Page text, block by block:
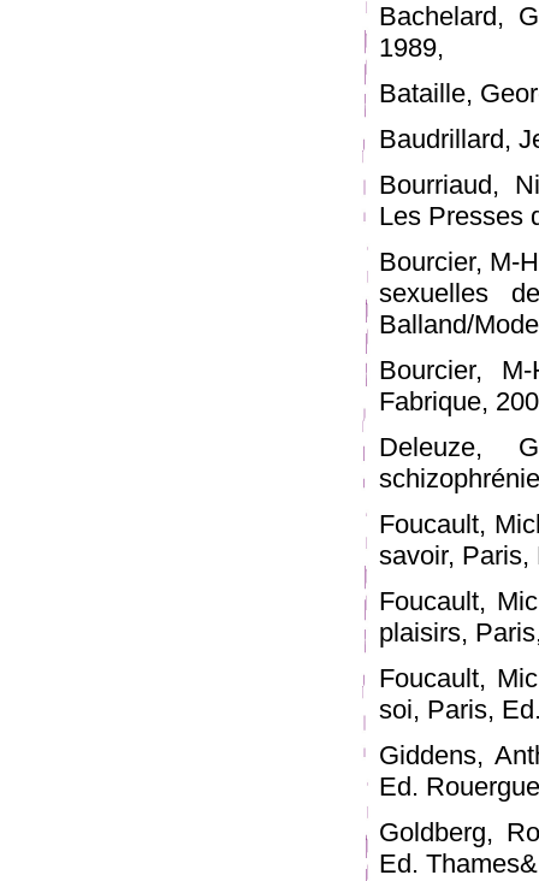
Bachelard,
1989,
Bataille,
Baudrillard,
Bourriaud,
Les Presses
Bourcier, M-
sexuelles
Balland/
Bourcier,
Fabrique,
Deleuze,
Foucault,
savoir, Paris,
Foucault,
plaisirs,
Foucault,
soi, Paris,
Giddens,
Ed.
Goldberg,
Ed.